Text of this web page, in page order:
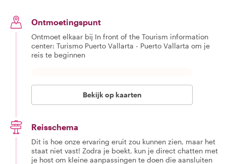
Ontmoetingspunt
Ontmoet elkaar bij In front of the Tourism information
center: Turismo Puerto Vallarta - Puerto Vallarta om je
reis te beginnen
Bekijk op kaarten
Reisschema
Dit is hoe onze ervaring eruit zou kunnen zien, maar het
staat niet vast! Zodra je boekt, kun je direct chatten met
je host om kleine aanpassingen te doen die aansluiten